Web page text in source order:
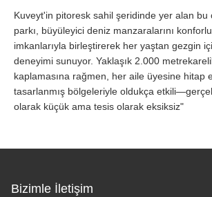
Kuveyt'in pitoresk sahil şeridinde yer alan bu
parkı, büyüleyici deniz manzaralarını
imkanlarıyla birleştirerek her yaştan gezgin
deneyimi sunuyor. Yaklaşık 2.000
kaplamasına rağmen, her aile üyesine hitap
tasarlanmış bölgeleriyle oldukça
olarak küçük ama tesis olarak eksiksiz"
Bizimle İletişim